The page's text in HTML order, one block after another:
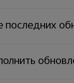
последних